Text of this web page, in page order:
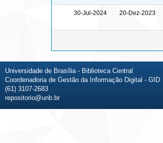
30-Jul-2024 20-Dez-2023
Universidade de Brasília - Biblioteca Central
Coordenadoria de Gestão da Informação Digital - GID
(61) 3107-2683
repositorio@unb.br